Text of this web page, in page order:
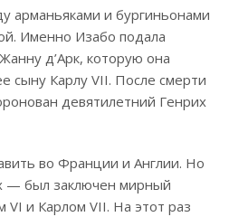
арманьяками и бургиньонами
Именно Изабо подала
д’Арк, которую она
сыну Карлу VII. После смерти
девятилетний Генрих
во Франции и Англии. Но
— был заключен мирный
и Карлом VII. На этот раз